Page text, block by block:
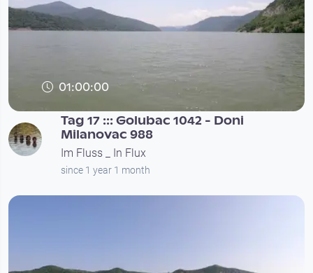
01:00:00
Tag 17 ::: Golubac 1042 - Doni
Milanovac 988
Im Fluss _ In Flux
since 1 year 1 month